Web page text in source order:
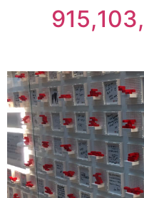
ל 915,103,765